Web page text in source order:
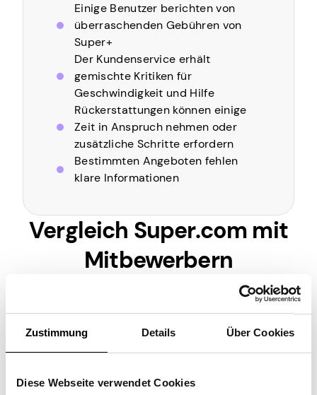
Zustimmung Details Über Cookies
Diese Webseite verwendet Cookies
Einige Benutzer berichten von
überraschenden Gebühren von
Super+
Der Kundenservice erhält
gemischte Kritiken für
Geschwindigkeit und Hilfe
Rückerstattungen können einige
Zeit in Anspruch nehmen oder
zusätzliche Schritte erfordern
Bestimmten Angeboten fehlen
klare Informationen
Vergleich Super.com mit
Mitbewerbern
Merkmal
sch)
Booki
ng.co
m
Rakut
e
ewerb